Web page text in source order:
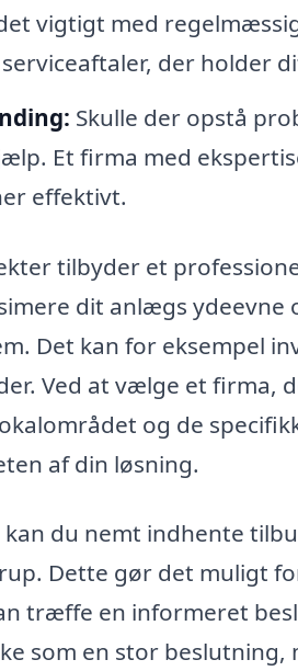
vigtigt med
der holder
Skulle der opstå
Et firma med
effektivt.
tilbyder et
dit anlægs
Det kan for eksempel
Ved at vælge et firma,
og de
af din løsning.
du nemt indhente
Dette gør det muligt
træffe en informeret
som en stor